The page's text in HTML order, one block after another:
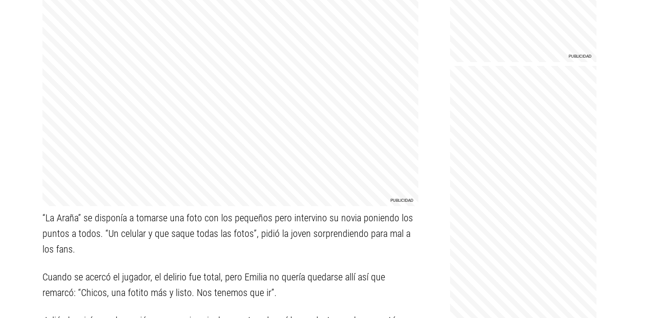
“La Araña” se disponía a tomarse una foto con los pequeños pero intervino su novia poniendo los
puntos a todos. “Un celular y que saque todas las fotos”, pidió la joven sorprendiendo para mal a
los fans.
Cuando se acercó el jugador, el delirio fue total, pero Emilia no quería quedarse allí así que
remarcó: “Chicos, una fotito más y listo. Nos tenemos que ir”.